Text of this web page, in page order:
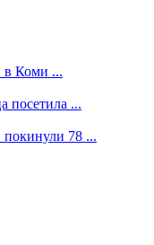
в Коми ...
посетила ...
78 ...